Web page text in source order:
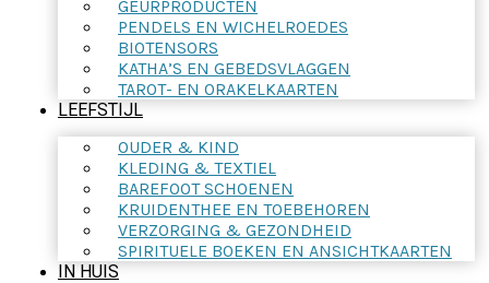
GEURPRODUCTEN
PENDELS EN WICHELROEDES
BIOTENSORS
KATHA’S EN GEBEDSVLAGGEN
TAROT- EN ORAKELKAARTEN
LEEFSTIJL
OUDER & KIND
KLEDING & TEXTIEL
BAREFOOT SCHOENEN
KRUIDENTHEE EN TOEBEHOREN
VERZORGING & GEZONDHEID
SPIRITUELE BOEKEN EN ANSICHTKAARTEN
IN HUIS